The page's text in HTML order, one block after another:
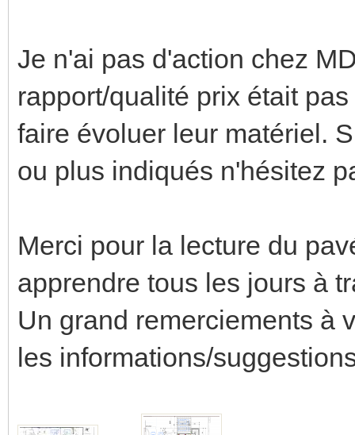
Je n'ai pas d'action chez
rapport/qualité prix était
faire évoluer leur matériel.
ou plus indiqués n'hésitez
Merci pour la lecture du
apprendre tous les jours à
Un grand remerciements à
les informations/